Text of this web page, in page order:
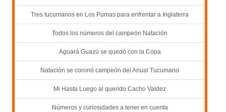
Tres tucumanos en Los Pumas para enfrentar a Inglaterra
Todos los números del campeón Natación
Aguará Guazú se quedó con la Copa
Natación se coronó campeón del Anual Tucumano
Mi Hasta Luego al querido Cacho Valdez
Números y curiosidades a tener en cuenta